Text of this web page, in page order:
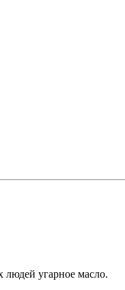
людей угарное масло.